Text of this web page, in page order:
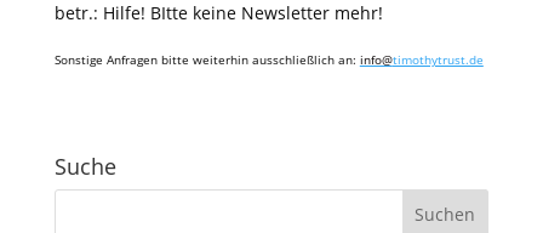
betr.: Hilfe! BItte keine Newsletter mehr!
Sonstige Anfragen bitte weiterhin ausschließlich an: info@timothytrust.de
Suche